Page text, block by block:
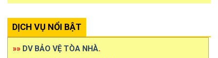
DỊCH VỤ NỔI BẬT
»» DV BẢO VỆ TÒA NHÀ.